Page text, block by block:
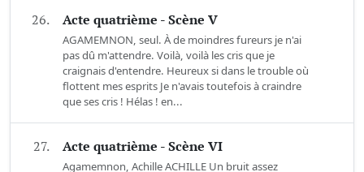
26. Acte quatrième - Scène V
AGAMEMNON, seul. À de moindres fureurs je n'ai
pas dû m'attendre. Voilà, voilà les cris que je
craignais d'entendre. Heureux si dans le trouble où
flottent mes esprits Je n'avais toutefois à craindre
que ses cris ! Hélas ! en...
27. Acte quatrième - Scène VI
Agamemnon, Achille ACHILLE Un bruit assez